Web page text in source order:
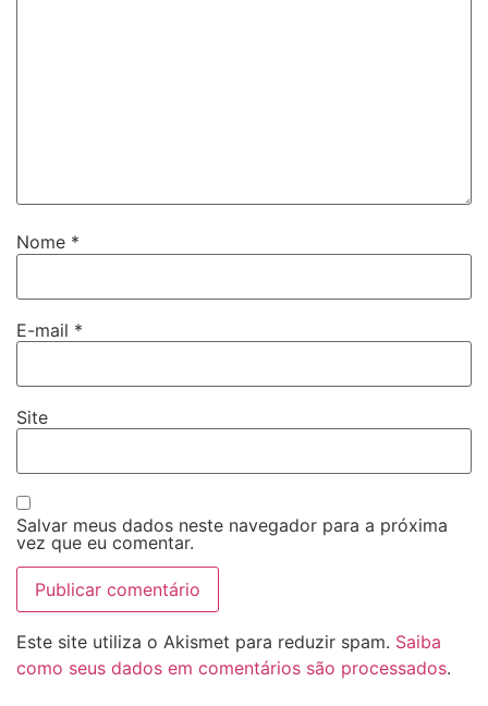
Nome *
E-mail *
Site
Salvar meus dados neste navegador para a próxima
vez que eu comentar.
Este site utiliza o Akismet para reduzir spam. Saiba
como seus dados em comentários são processados.